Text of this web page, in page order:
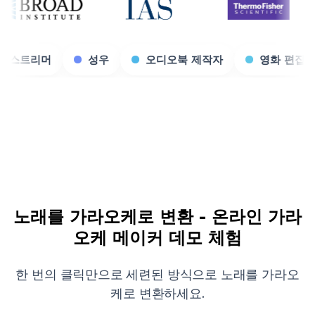
게임 스트리머 성우 오디오북 제작자
노래를 가라오케로 변환 - 온라인 가라
오케 메이커 데모 체험
한 번의 클릭만으로 세련된 방식으로 노래를 가라오
케로 변환하세요.